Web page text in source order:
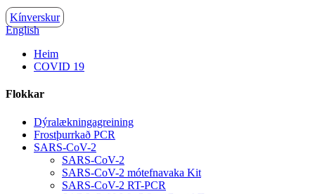
Kínverskur
English
Heim
COVID 19
Flokkar
Dýralækningagreining
Frostþurrkað PCR
SARS-CoV-2
SARS-CoV-2
SARS-CoV-2 mótefnavaka Kit
SARS-CoV-2 RT-PCR